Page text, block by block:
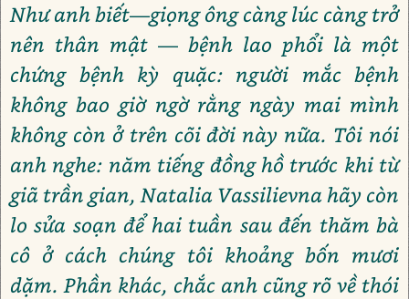
Như anh biết—giọng ông càng lúc càng trở
nên thân mật — bệnh lao phổi là một
chứng bệnh kỳ quặc: người mắc bệnh
không bao giờ ngờ rằng ngày mai mình
không còn ở trên cõi đời này nữa. Tôi nói
anh nghe: năm tiếng đồng hồ trước khi từ
giã trần gian, Natalia Vassilievna hãy còn
lo sửa soạn để hai tuần sau đến thăm bà
cô ở cách chúng tôi khoảng bốn mươi
dặm. Phần khác, chắc anh cũng rõ về thói